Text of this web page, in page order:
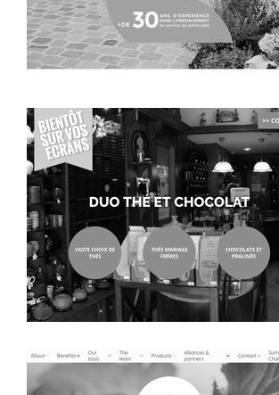
~299€/mois économisés d'annonces commerciales
~257€/mois économisés d'annonces commerciales